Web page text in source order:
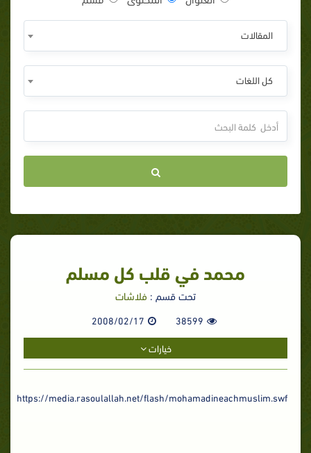
المقالات
كل اللغات
محمد في قلب كل مسلم
تحت قسم : فلاشات
38599
2008/02/17
خيارات
https://media.rasoulallah.net/flash/mohamadineachmuslim.swf